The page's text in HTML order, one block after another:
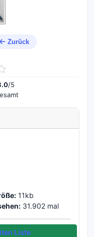
Zurück
/5
11kb
31.902 mal
Liste